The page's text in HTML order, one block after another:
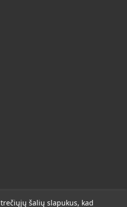
šalių slapukus, kad